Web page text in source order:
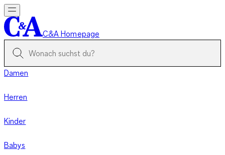
C&A Homepage
Damen
Herren
Kinder
Babys